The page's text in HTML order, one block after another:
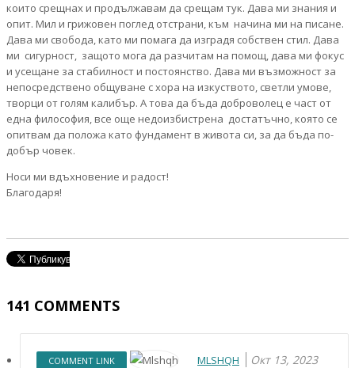
които срещнах и продължавам да срещам тук. Дава ми знания и
опит. Мил и грижовен поглед отстрани, към начина ми на писане.
Дава ми свобода, като ми помага да изградя собствен стил. Дава
ми сигурност, защото мога да разчитам на помощ, дава ми фокус
и усещане за стабилност и постоянство. Дава ми възможност за
непосредствено общуване с хора на изкуството, светли умове,
творци от голям калибър. А това да бъда доброволец е част от
една философия, все още недоизбистрена достатъчно, която се
опитвам да положа като фундамент в живота си, за да бъда по-
добър човек.
Носи ми вдъхновение и радост!
Благодаря!
141 COMMENTS
COMMENT LINK MLSHQH Окт 13, 2023